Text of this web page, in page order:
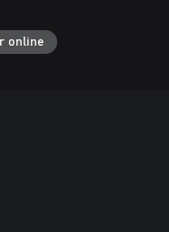
online